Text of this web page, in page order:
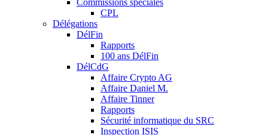
Commissions spéciales
CPL
Délégations
DélFin
Rapports
100 ans DélFin
DélCdG
Affaire Crypto AG
Affaire Daniel M.
Affaire Tinner
Rapports
Sécurité informatique du SRC
Inspection ISIS